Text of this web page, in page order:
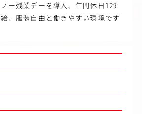
ー残業デーを導入、年間休日129
、服装自由と働きやすい環境です